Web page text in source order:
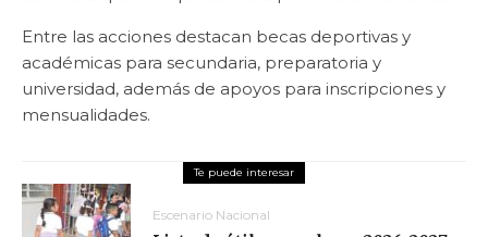
Entre las acciones destacan becas deportivas y
académicas para secundaria, preparatoria y
universidad, además de apoyos para inscripciones y
mensualidades.
Escenario Nacional